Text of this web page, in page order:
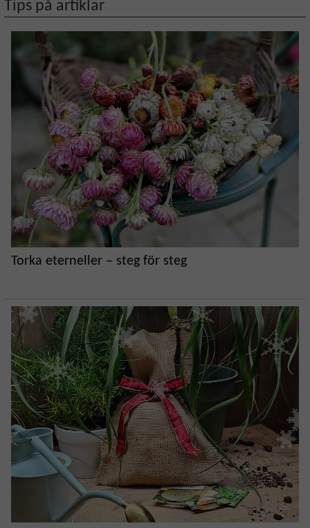
Tips på artiklar
Torka eterneller – steg för steg